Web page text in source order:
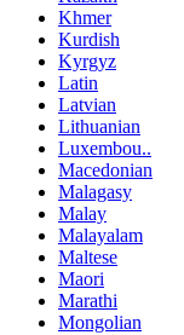
Khmer
Kurdish
Kyrgyz
Latin
Latvian
Lithuanian
Luxembou..
Macedonian
Malagasy
Malay
Malayalam
Maltese
Maori
Marathi
Mongolian